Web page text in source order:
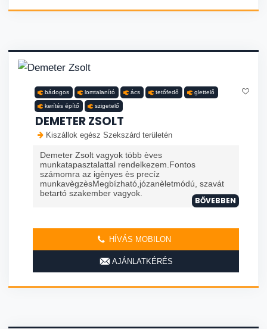
bádogos lomtalanító ács tetőfedő glettelő
kerítés építő szigetelő
DEMETER ZSOLT
Kiszállok egész Szekszárd területén
Demeter Zsolt vagyok több èves
munkatapasztalattal rendelkezem.Fontos
számomra az igènyes ès precíz
munkavègzèsMegbízható,józanèletmódú, szavát
betartó szakember vagyok.
BŐVEBBEN
HÍVÁS MOBILON
AJÁNLATKÉRÉS